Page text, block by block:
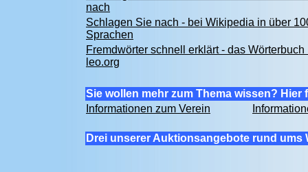
nach
Schlagen Sie nach - bei Wikipedia in über
Sprachen
Fremdwörter schnell erklärt - das Wörterbuch
leo.org
Sie wollen mehr zum Thema wissen? Hier
Informationen zum Verein
Drei unserer Auktionsangebote rund ums